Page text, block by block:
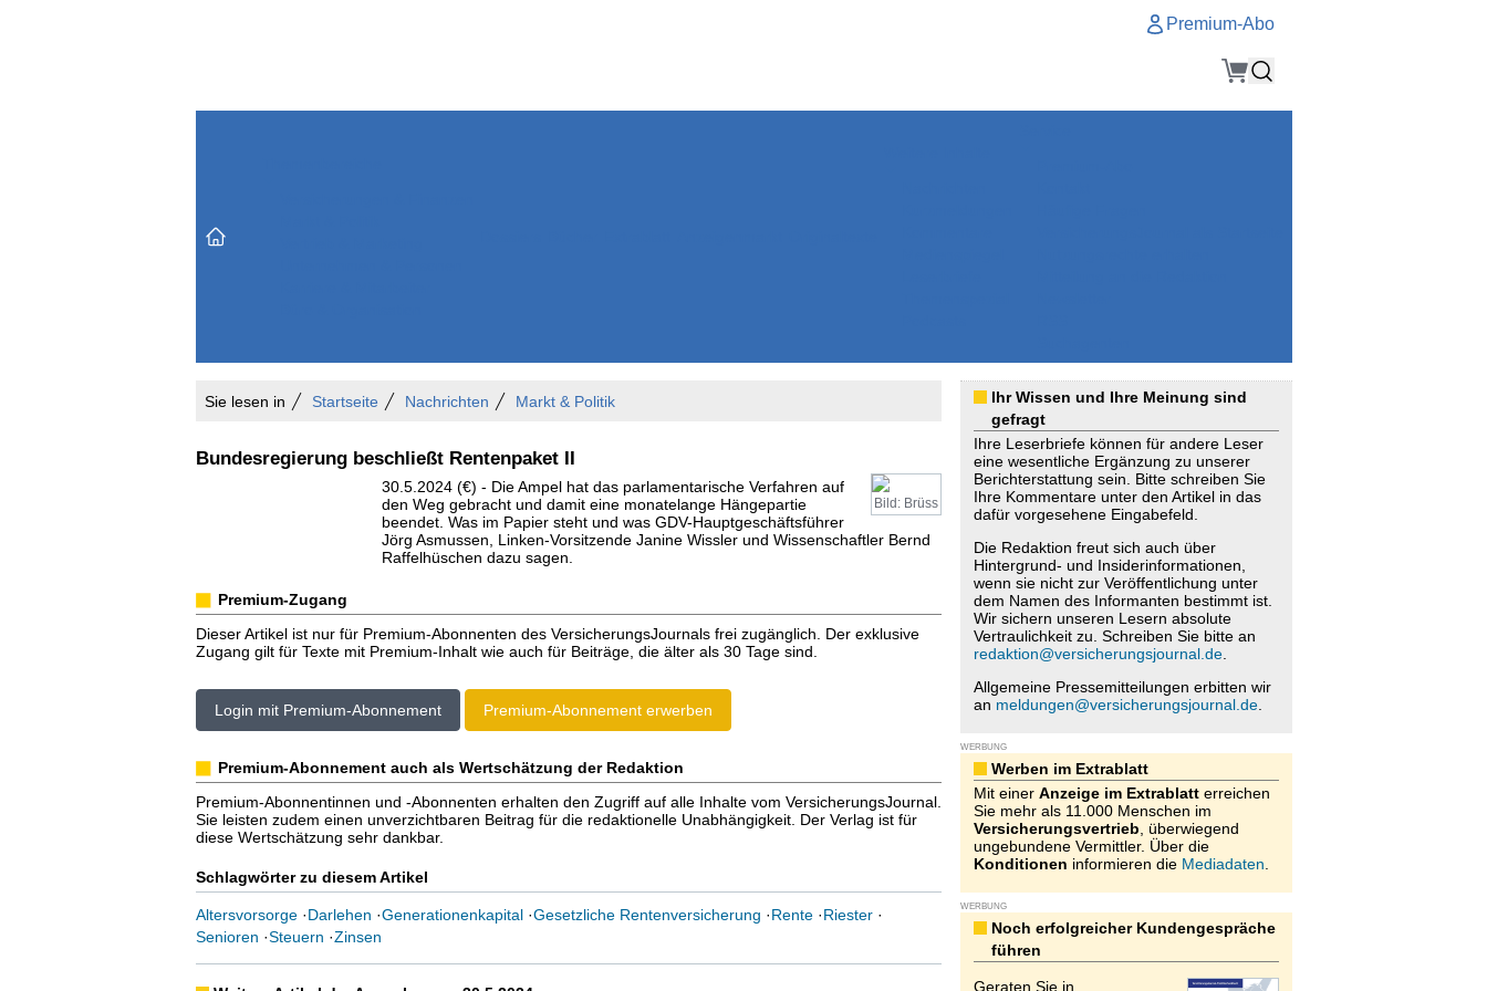
Premium-Abo
Sie lesen in Startseite Nachrichten Markt & Politik
Bundesregierung beschließt Rentenpaket II
Bild: Brüss
30.5.2024 (€) - Die Ampel hat das parlamentarische Verfahren auf
den Weg gebracht und damit eine monatelange Hängepartie
beendet. Was im Papier steht und was GDV-Hauptgeschäftsführer
Jörg Asmussen, Linken-Vorsitzende Janine Wissler und Wissenschaftler Bernd
Raffelhüschen dazu sagen.
Premium-Zugang
Dieser Artikel ist nur für Premium-Abonnenten des VersicherungsJournals frei zugänglich. Der exklusive
Zugang gilt für Texte mit Premium-Inhalt wie auch für Beiträge, die älter als 30 Tage sind.
Login mit Premium-Abonnement Premium-Abonnement erwerben
Premium-Abonnement auch als Wertschätzung der Redaktion
Premium-Abonnentinnen und -Abonnenten erhalten den Zugriff auf alle Inhalte vom VersicherungsJournal.
Sie leisten zudem einen unverzichtbaren Beitrag für die redaktionelle Unabhängigkeit. Der Verlag ist für
diese Wertschätzung sehr dankbar.
Schlagwörter zu diesem Artikel
Altersvorsorge·Darlehen ·Generationenkapital·Gesetzliche Rentenversicherung ·Rente·Riester·
Senioren ·Steuern ·Zinsen
Ihr Wissen und Ihre Meinung sind
gefragt
Ihre Leserbriefe können für andere Leser
eine wesentliche Ergänzung zu unserer
Berichterstattung sein. Bitte schreiben Sie
Ihre Kommentare unter den Artikel in das
dafür vorgesehene Eingabefeld.
Die Redaktion freut sich auch über
Hintergrund- und Insiderinformationen,
wenn sie nicht zur Veröffentlichung unter
dem Namen des Informanten bestimmt ist.
Wir sichern unseren Lesern absolute
Vertraulichkeit zu. Schreiben Sie bitte an
redaktion@versicherungsjournal.de.
Allgemeine Pressemitteilungen erbitten wir
an meldungen@versicherungsjournal.de.
WERBUNG
Werben im Extrablatt
Mit einer Anzeige im Extrablatterreichen
Sie mehr als 11.000 Menschen im
Versicherungsvertrieb , überwiegend
ungebundene Vermittler. Über die
Konditionen informieren die Mediadaten
WERBUNG
Noch erfolgreicher Kundengespräche
führen
Geraten Sie in